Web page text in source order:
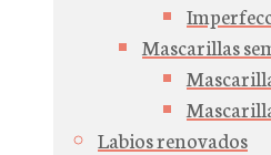
Mascarillas
Labios renovados